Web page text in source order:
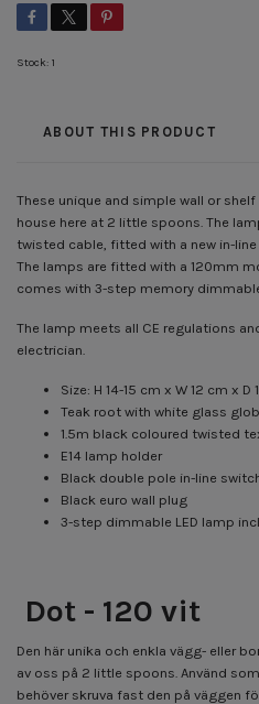
Stock: 1
ABOUT THIS PRODUCT
These unique and simple wall or
house here at 2 little spoons. The
twisted cable, fitted with a new in-
The lamps are fitted with a 120mm
comes with 3-step memory
The lamp meets all CE regulations
electrician.
Size: H 14-15 cm x W 12 cm x D
Teak root with white glass
1.5m black coloured twisted
E14 lamp holder
Black double pole in-line
Black euro wall plug
3-step dimmable LED lamp
Dot - 120 vit
Den här unika och enkla vägg- eller
av oss på 2 little spoons. Använd
behöver skruva fast den på väggen